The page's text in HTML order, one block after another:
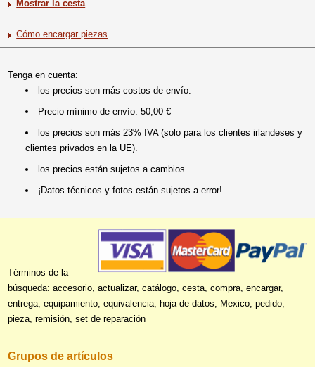
Mostrar la cesta
Cómo encargar piezas
Tenga en cuenta:
los precios son más costos de envío.
Precio mínimo de envío: 50,00 €
los precios son más 23% IVA (solo para los clientes irlandeses y
clientes privados en la UE).
los precios están sujetos a cambios.
¡Datos técnicos y fotos están sujetos a error!
Términos de la
búsqueda: accesorio, actualizar, catálogo, cesta, compra, encargar,
entrega, equipamiento, equivalencia, hoja de datos, Mexico, pedido,
pieza, remisión, set de reparación
Grupos de artículos